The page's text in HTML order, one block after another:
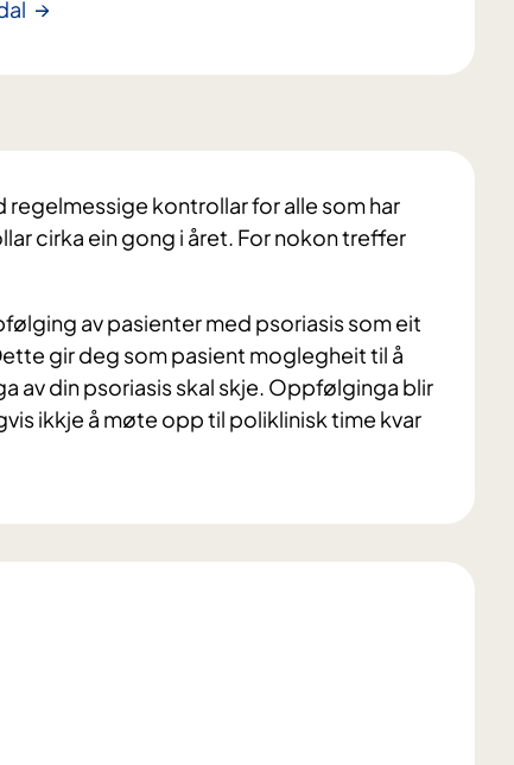
kontrollar for alle som har
cirka ein gong i året. For nokon treffer
av pasienter med psoriasis som eit
gir deg som pasient moglegheit til å
av din psoriasis skal skje. Oppfølginga blir
ikkje å møte opp til poliklinisk time kvar